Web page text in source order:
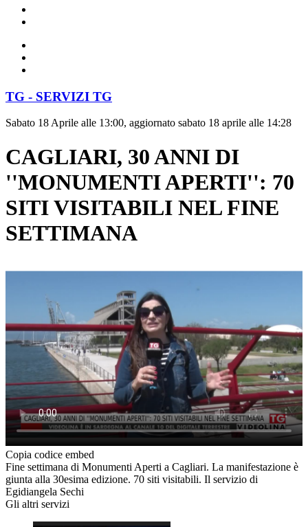
TG - SERVIZI TG
Sabato 18 Aprile alle 13:00, aggiornato sabato 18 aprile alle 14:28
CAGLIARI, 30 ANNI DI
''MONUMENTI APERTI'': 70
SITI VISITABILI NEL FINE
SETTIMANA
Copia codice embed
Fine settimana di Monumenti Aperti a Cagliari. La manifestazione è
giunta alla 30esima edizione. 70 siti visitabili. Il servizio di
Egidiangela Sechi
Gli altri servizi